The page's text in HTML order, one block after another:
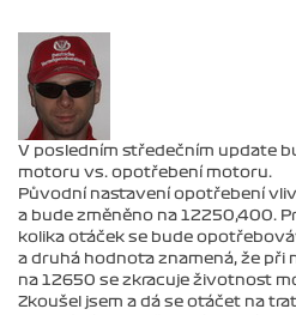
V posledním středečním update
motoru vs. opotřebení motoru.
Původní nastavení opotřebení
a bude změněno na 12250,400.
kolika otáček se bude
a druhá hodnota znamená, že
na 12650 se zkracuje životnost
Zkoušel jsem a dá se otáčet na